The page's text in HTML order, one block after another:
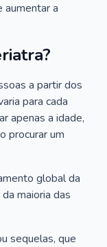
aumentar a
a partir dos
para cada
apenas a idade,
procurar um
global da
maioria das
sequelas, que